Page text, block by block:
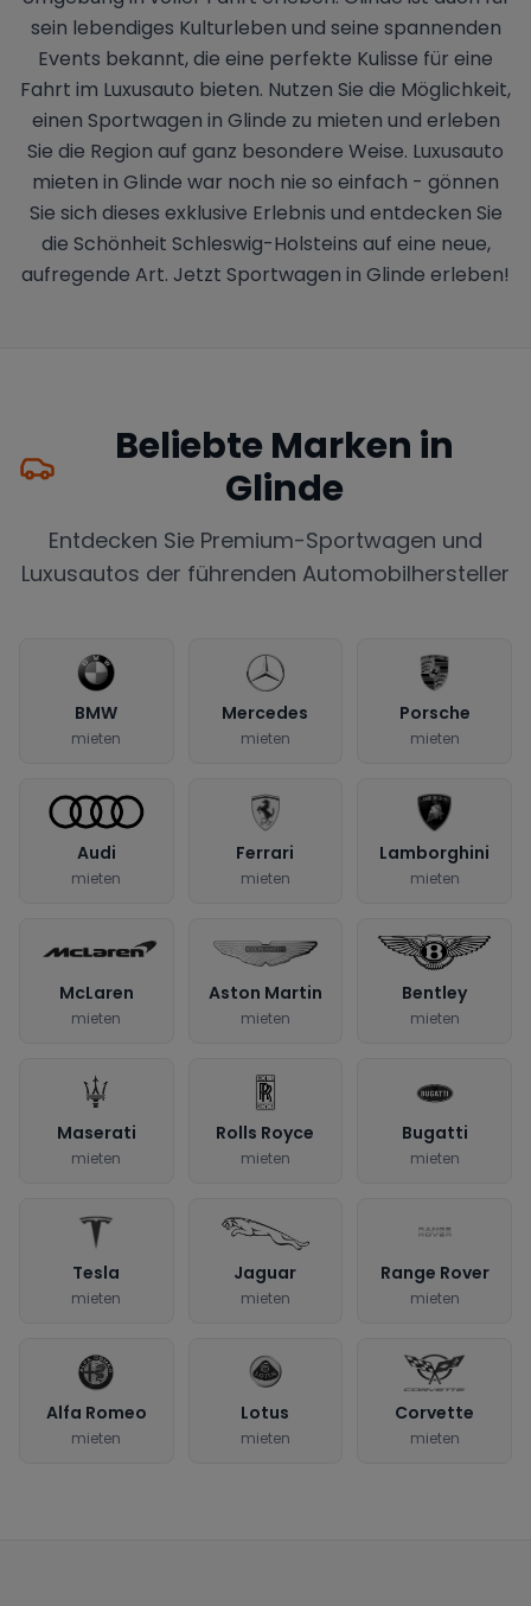
sein lebendiges Kulturleben und seine spannenden
Events bekannt, die eine perfekte Kulisse für eine
Fahrt im Luxusauto bieten. Nutzen Sie die Möglichkeit,
einen Sportwagen in Glinde zu mieten und erleben
Sie die Region auf ganz besondere Weise. Luxusauto
mieten in Glinde war noch nie so einfach - gönnen
Sie sich dieses exklusive Erlebnis und entdecken Sie
die Schönheit Schleswig-Holsteins auf eine neue,
aufregende Art. Jetzt Sportwagen in Glinde erleben!
Beliebte Marken in
Glinde
Entdecken Sie Premium-Sportwagen und
Luxusautos der führenden Automobilhersteller
BMW
mieten
Mercedes
mieten
Porsche
mieten
Audi
mieten
Ferrari
mieten
Lamborghini
mieten
McLaren
mieten
Aston Martin
mieten
Bentley
mieten
Maserati
mieten
Rolls Royce
mieten
Bugatti
mieten
Tesla
mieten
Jaguar
mieten
Range Rover
mieten
Alfa Romeo
mieten
Lotus
mieten
Corvette
mieten